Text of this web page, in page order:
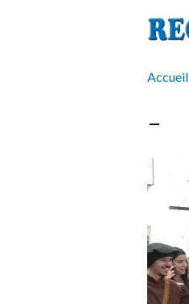
Accueil
-